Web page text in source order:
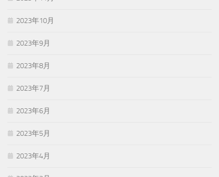
2023年10月
2023年9月
2023年8月
2023年7月
2023年6月
2023年5月
2023年4月